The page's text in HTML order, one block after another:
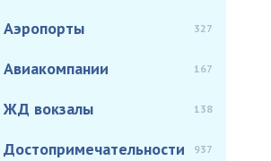
Аэропорты 327
Авиакомпании 167
ЖД вокзалы 138
Достопримечательности 937